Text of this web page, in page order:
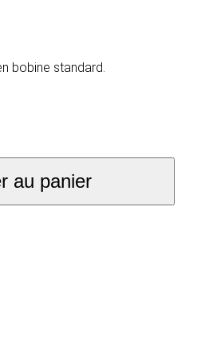
bobine standard.
au panier